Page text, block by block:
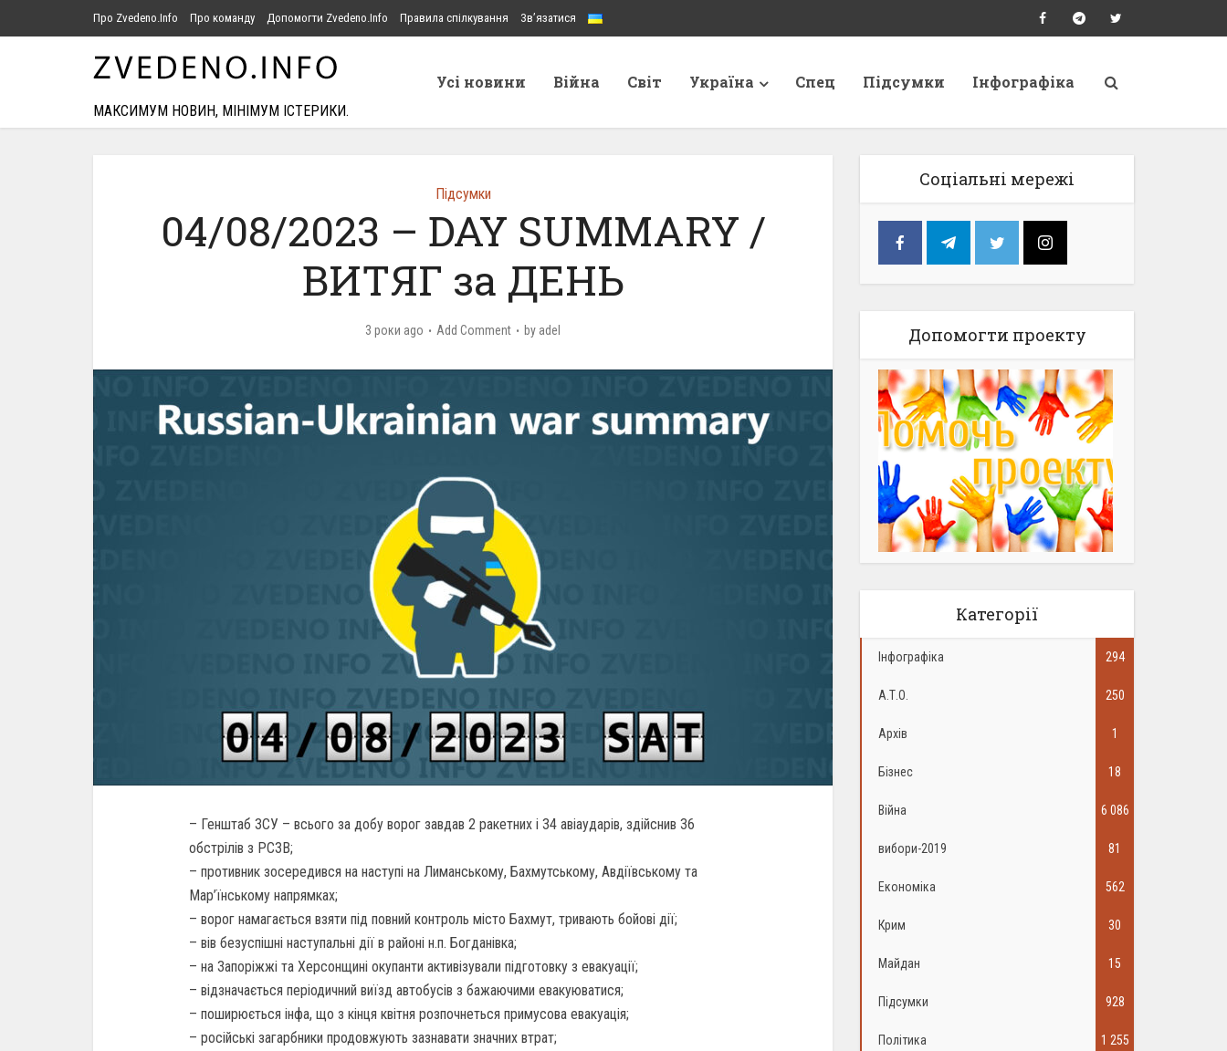
Про Zvedeno.Info Про команду Допомогти Zvedeno.Info Правила спілкування Зв’язатися
МАКСИМУМ НОВИН, МІНІМУМ ІСТЕРИКИ.
Усі новини Війна Світ Україна Спец Підсумки Інфографіка
Підсумки
04/08/2023 – DAY SUMMARY /
ВИТЯГ за ДЕНЬ
3 роки ago Add Comment by adel
– Генштаб ЗСУ – всього за добу ворог завдав 2 ракетних і 34 авіаударів, здійснив 36
обстрілів з РСЗВ;
– противник зосередився на наступі на Лиманському, Бахмутському, Авдіївському та
Мар’їнському напрямках;
– ворог намагається взяти під повний контроль місто Бахмут, тривають бойові дії;
– вів безуспішні наступальні дії в районі н.п. Богданівка;
– на Запоріжжі та Херсонщині окупанти активізували підготовку з евакуації;
– відзначається періодичний виїзд автобусів з бажаючими евакуюватися;
– поширюється інфа, що з кінця квітня розпочнеться примусова евакуація;
– російські загарбники продовжують зазнавати значних втрат;
Соціальні мережі
Допомогти проекту
Категорії
Інфографіка 294
А.Т.О. 250
Архів 1
Бізнес 18
Війна 6 086
вибори-2019 81
Економіка 562
Крим 30
Майдан 15
Підсумки 928
Політика 1 255